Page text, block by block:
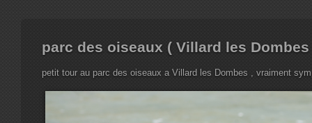
parc des oiseaux ( Villard les Dombes
petit tour au parc des oiseaux a Villard les Dombes , vraiment